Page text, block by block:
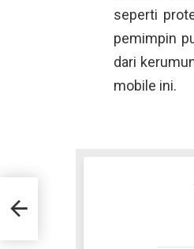
seperti
pemimpin
dari
mobile ini.